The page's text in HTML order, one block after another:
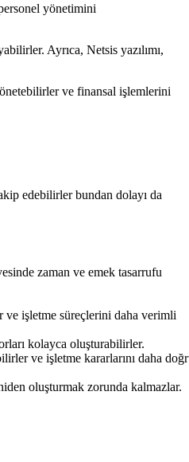
yönetimini
Ayrıca, Netsis yazılımı,
ve finansal işlemlerini
edebilirler bundan dolayı da
zaman ve emek tasarrufu
ve işletme süreçlerini daha verimli
kolayca oluşturabilirler.
ve işletme kararlarını daha
oluşturmak zorunda kalmazlar.